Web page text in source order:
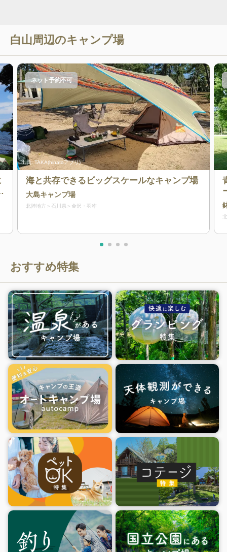
白山周辺のキャンプ場
出典:TAKA(hinataアプリ)
ネット予約不可
海と共存できるビッグスケールなキャンプ場
大島キャンプ場
北陸地方 石川県 金沢・羽咋
おすすめ特集